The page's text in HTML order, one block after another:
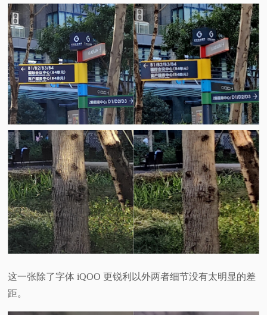
这一张除了字体 iQOO 更锐利以外两者细节没有太明显的差
距。